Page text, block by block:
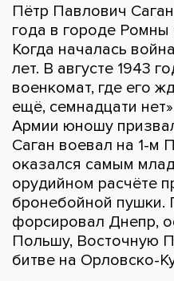
Пётр Павлович
года в городе Ромны
Когда началась
лет. В августе 1943
военкомат, где его
ещё, семнадцати
Армии юношу
Саган воевал на 1-м
оказался самым
орудийном расчёте
бронебойной пушки.
форсировал Днепр,
Польшу, Восточную
битве на Орловско-